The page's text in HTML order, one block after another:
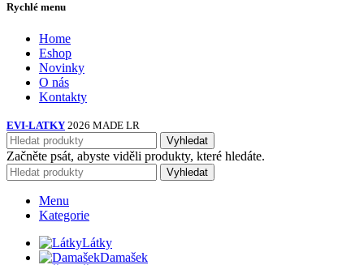
Rychlé menu
Home
Eshop
Novinky
O nás
Kontakty
EVI-LATKY 2026 MADE LR
Vyhledat
Začněte psát, abyste viděli produkty, které hledáte.
Vyhledat
Menu
Kategorie
Látky
Damašek